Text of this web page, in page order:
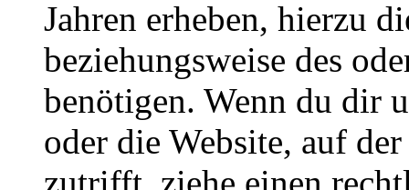
Jahren erheben, hierzu
beziehungsweise des
benötigen. Wenn du dir
oder die Website, auf
zutrifft, ziehe einen